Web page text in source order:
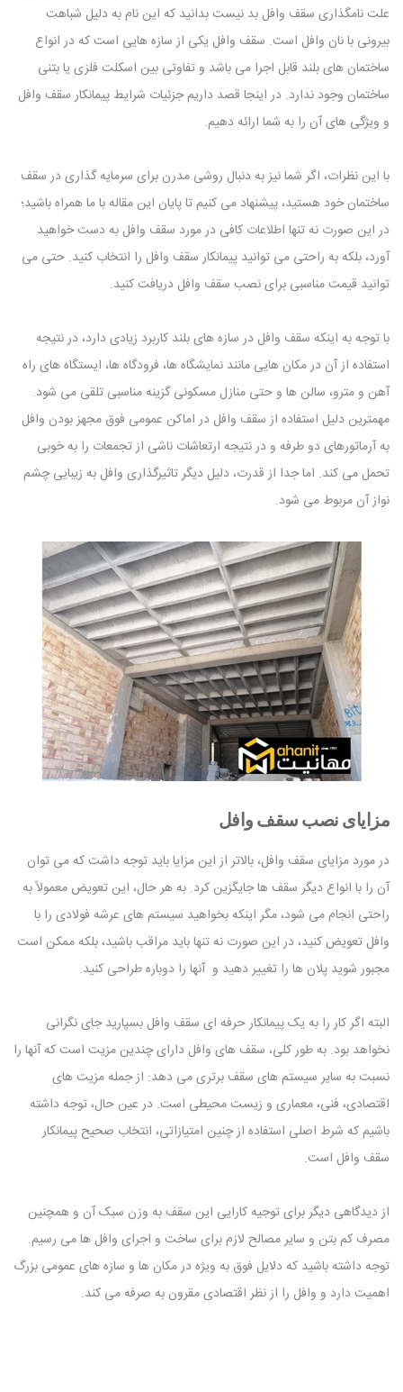
علت نامگذاری سقف وافل بد نیست بدانید که این نام به دلیل شباهت
بیرونی با نان وافل است. سقف وافل یکی از سازه هایی است که در انواع
ساختمان های بلند قابل اجرا می باشد و تفاوتی بین اسکلت فلزی یا بتنی
ساختمان وجود ندارد. در اینجا قصد داریم جزئیات شرایط پیمانکار سقف وافل
و ویژگی های آن را به شما ارائه دهیم.
با این نظرات، اگر شما نیز به دنبال روشی مدرن برای سرمایه گذاری در سقف
ساختمان خود هستید، پیشنهاد می کنیم تا پایان این مقاله با ما همراه باشید؛
در این صورت نه تنها اطلاعات کافی در مورد سقف وافل به دست خواهید
آورد، بلکه به راحتی می توانید پیمانکار سقف وافل را انتخاب کنید. حتی می
توانید قیمت مناسبی برای نصب سقف وافل دریافت کنید.
با توجه به اینکه سقف وافل در سازه های بلند کاربرد زیادی دارد، در نتیجه
استفاده از آن در مکان هایی مانند نمایشگاه ها، فرودگاه ها، ایستگاه های راه
آهن و مترو، سالن ها و حتی منازل مسکونی گزینه مناسبی تلقی می شود.
مهمترین دلیل استفاده از سقف وافل در اماکن عمومی فوق مجهز بودن وافل
به آرماتورهای دو طرفه و در نتیجه ارتعاشات ناشی از تجمعات را به خوبی
تحمل می کند. اما جدا از قدرت، دلیل دیگر تاثیرگذاری وافل به زیبایی چشم
نواز آن مربوط می شود.
مزایای نصب سقف وافل
در مورد مزایای سقف وافل، بالاتر از این مزایا باید توجه داشت که می توان
آن را با انواع دیگر سقف ها جایگزین کرد. به هر حال، این تعویض معمولاً به
راحتی انجام می شود، مگر اینکه بخواهید سیستم های عرشه فولادی را با
وافل تعویض کنید، در این صورت نه تنها باید مراقب باشید، بلکه ممکن است
مجبور شوید پلان ها را تغییر دهید و آنها را دوباره طراحی کنید.
البته اگر کار را به یک پیمانکار حرفه ای سقف وافل بسپارید جای نگرانی
نخواهد بود. به طور کلی، سقف های وافل دارای چندین مزیت است که آنها را
نسبت به سایر سیستم های سقف برتری می دهد: از جمله مزیت های
اقتصادی، فنی، معماری و زیست محیطی است. در عین حال، توجه داشته
باشیم که شرط اصلی استفاده از چنین امتیازاتی، انتخاب صحیح پیمانکار
سقف وافل است.
از دیدگاهی دیگر برای توجیه کارایی این سقف به وزن سبک آن و همچنین
مصرف کم بتن و سایر مصالح لازم برای ساخت و اجرای وافل ها می رسیم.
توجه داشته باشید که دلایل فوق به ویژه در مکان ها و سازه های عمومی بزرگ
اهمیت دارد و وافل را از نظر اقتصادی مقرون به صرفه می کند.